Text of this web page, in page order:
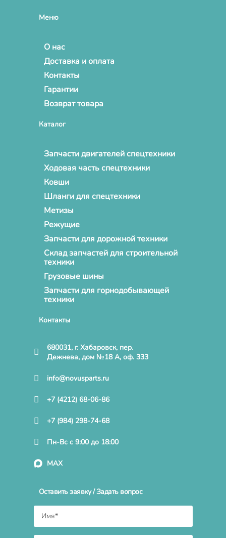
Меню
О нас
Доставка и оплата
Контакты
Гарантии
Возврат товара
Каталог
Запчасти двигателей спецтехники
Ходовая часть спецтехники
Ковши
Шланги для спецтехники
Метизы
Режущие
Запчасти для дорожной техники
Склад запчастей для строительной
техники
Грузовые шины
Запчасти для горнодобывающей
техники
Контакты
680031, г. Хабаровск, пер.
Дежнева, дом №18 А, оф. 333
info@novusparts.ru
+7 (4212) 68-06-86
+7 (984) 298-74-68
Пн-Вс с 9:00 до 18:00
MAX
Оставить заявку / Задать вопрос